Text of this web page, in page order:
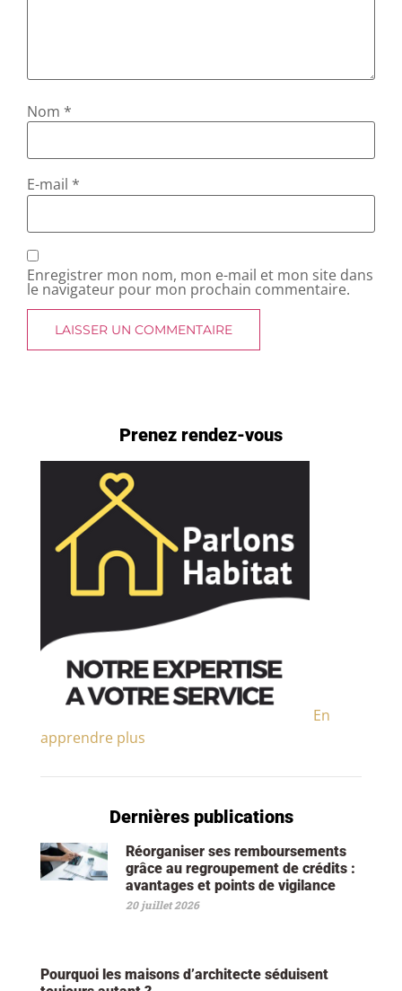
Nom *
E-mail *
Enregistrer mon nom, mon e-mail et mon site dans
le navigateur pour mon prochain commentaire.
Prenez rendez-vous
En
apprendre plus
Dernières publications
Réorganiser ses remboursements
grâce au regroupement de crédits :
avantages et points de vigilance
20 juillet 2026
Pourquoi les maisons d’architecte séduisent